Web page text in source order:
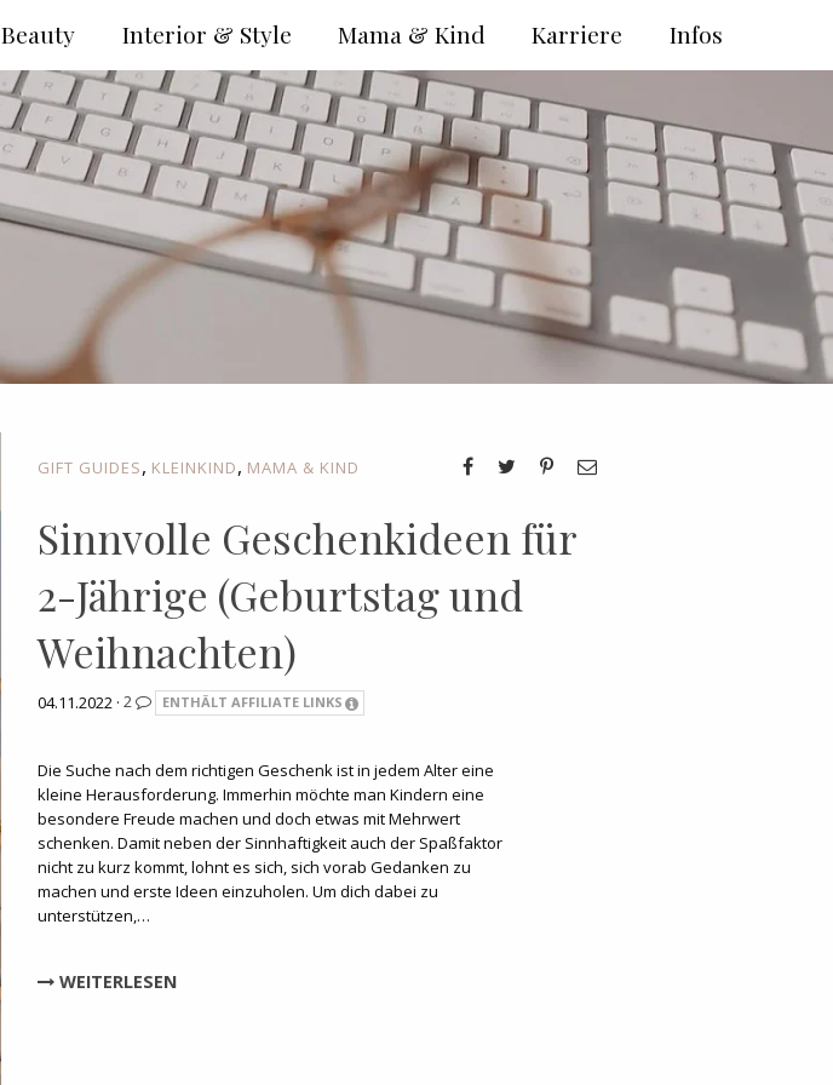
GIFT GUIDES, KLEINKIND, MAMA & KIND
Sinnvolle Geschenkideen für
2-Jährige (Geburtstag und
Weihnachten)
04.11.2022 · 2 ENTHÄLT AFFILIATE LINKS
Die Suche nach dem richtigen Geschenk ist in jedem Alter eine
kleine Herausforderung. Immerhin möchte man Kindern eine
besondere Freude machen und doch etwas mit Mehrwert
schenken. Damit neben der Sinnhaftigkeit auch der Spaßfaktor
nicht zu kurz kommt, lohnt es sich, sich vorab Gedanken zu
machen und erste Ideen einzuholen. Um dich dabei zu
unterstützen,…
WEITERLESEN
Infos
Karriere
Mama & Kind
Interior & Style
Beauty